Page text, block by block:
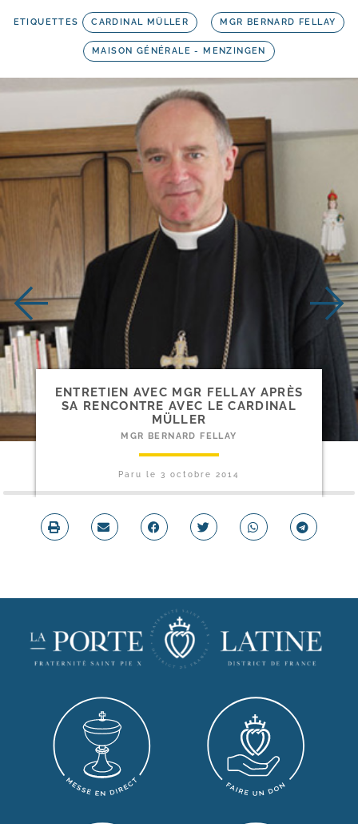
ETIQUETTES CARDINAL MÜLLER MGR BERNARD FELLAY
MAISON GÉNÉRALE - MENZINGEN
ENTRETIEN AVEC MGR FELLAY APRÈS
SA RENCONTRE AVEC LE CARDINAL
MÜLLER
MGR BERNARD FELLAY
Paru le 3 octobre 2014